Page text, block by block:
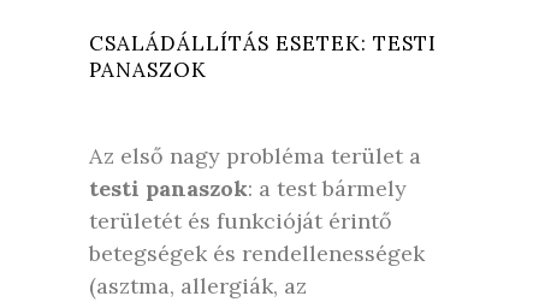
CSALÁDÁLLÍTÁS ESETEK: TESTI
PANASZOK
Az első nagy probléma terület a
testi panaszok: a test bármely
területét és funkcióját érintő
betegségek és rendellenességek
(asztma, allergiák, az